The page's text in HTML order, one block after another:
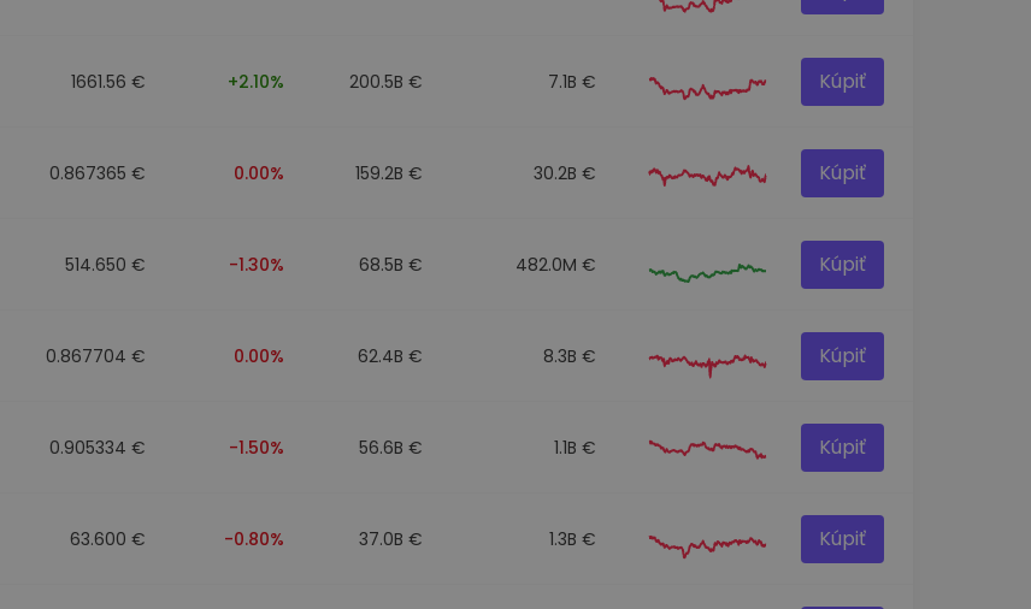
1661.56 € +2.10% 200.5B € 7.1B € Kúpiť
0.867365 € 0.00% 159.2B € 30.2B € Kúpiť
514.650 € -1.30% 68.5B € 482.0M € Kúpiť
0.867704 € 0.00% 62.4B € 8.3B € Kúpiť
0.905334 € -1.50% 56.6B € 1.1B € Kúpiť
63.600 € -0.80% 37.0B € 1.3B € Kúpiť